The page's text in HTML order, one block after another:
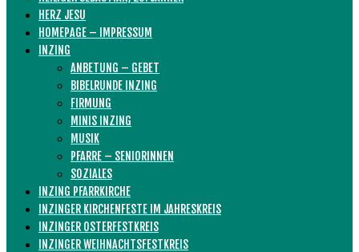
HERZ JESU
HOMEPAGE – IMPRESSUM
INZING
ANBETUNG – GEBET
BIBELRUNDE INZING
FIRMUNG
MINIS INZING
MUSIK
PFARRE – SENIORINNEN
SOZIALES
INZING PFARRKIRCHE
INZINGER KIRCHENFESTE IM JAHRESKREIS
INZINGER OSTERFESTKREIS
INZINGER WEIHNACHTSFESTKREIS